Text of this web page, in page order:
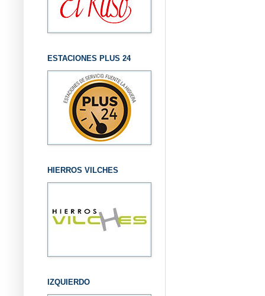
ESTACIONES PLUS 24
HIERROS VILCHES
IZQUIERDO